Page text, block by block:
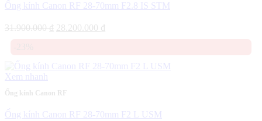
Ống kính Canon RF 28-70mm F2.8 IS STM
31.900.000₫
Giá
28.200.000 ₫
28.200.000 ₫.
Xem nhanh
Ống kính Canon RF
Ống kính Canon RF 28-70mm F2 L USM